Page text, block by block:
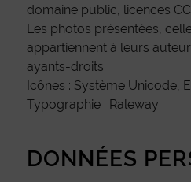
domaine public, licences
Les photos présentées,
appartiennent à leurs
ayants-droits.
Icônes : Système Unicode,
Typographie : Raleway
DONNÉES